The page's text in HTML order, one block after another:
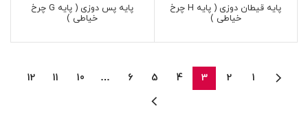
پایه قیطان دوزی ( پایه H چرخ
خیاطی )
پایه پس دوزی ( پایه G چرخ
خیاطی )
1
2
3
4
5
6
…
10
11
12